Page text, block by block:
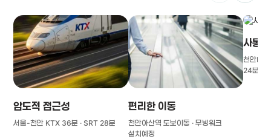
압도적 접근성
서울-천안 KTX 36분 · SRT 28분
편리한 이동
천안아산역 도보이동 · 무빙워크
설치예정
사통
천안IC(
24분